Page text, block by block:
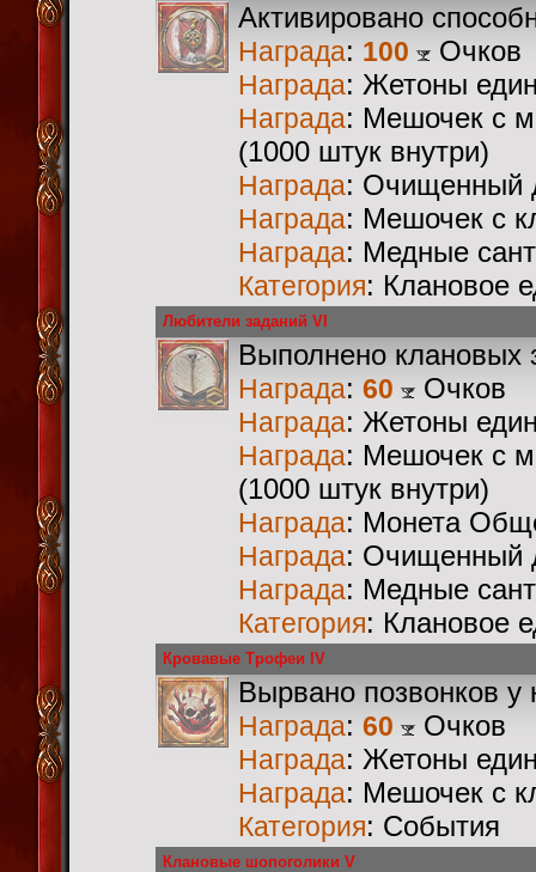
Активировано
Награда: 100 Очков
Награда: Жетоны
Награда: Мешочек с
(1000 штук внутри)
Награда: Очищенный
Награда: Мешочек с
Награда: Медные
Категория: Клановое
Любители заданий VI
Выполнено клановых
Награда: 60 Очков
Награда: Жетоны
Награда: Мешочек с
(1000 штук внутри)
Награда: Монета
Награда: Очищенный
Награда: Медные
Категория: Клановое
Кровавые Трофеи IV
Вырвано позвонков у
Награда: 60 Очков
Награда: Жетоны
Награда: Мешочек с
Категория: События
Клановые шопоголики V